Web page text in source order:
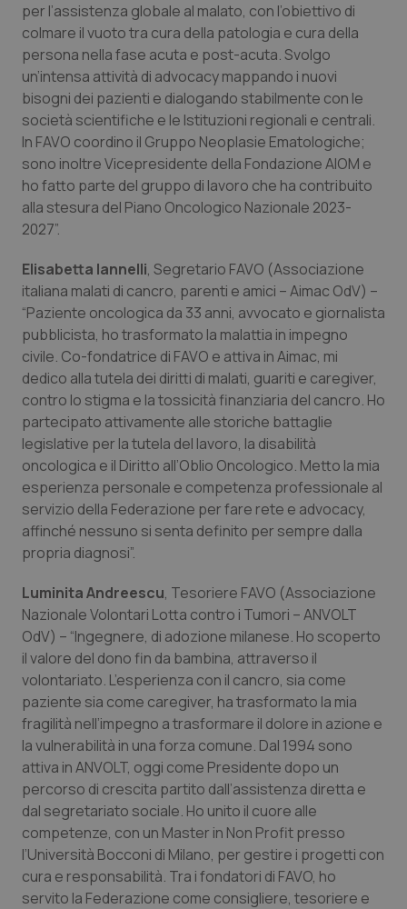
per l’assistenza globale al malato, con l’obiettivo di
colmare il vuoto tra cura della patologia e cura della
persona nella fase acuta e post-acuta. Svolgo
un’intensa attività di advocacy mappando i nuovi
bisogni dei pazienti e dialogando stabilmente con le
società scientifiche e le Istituzioni regionali e centrali.
In FAVO coordino il Gruppo Neoplasie Ematologiche;
sono inoltre Vicepresidente della Fondazione AIOM e
ho fatto parte del gruppo di lavoro che ha contribuito
alla stesura del Piano Oncologico Nazionale 2023-
2027”.
Elisabetta Iannelli, Segretario FAVO (Associazione
italiana malati di cancro, parenti e amici – Aimac OdV) –
“Paziente oncologica da 33 anni, avvocato e giornalista
pubblicista, ho trasformato la malattia in impegno
civile. Co-fondatrice di FAVO e attiva in Aimac, mi
dedico alla tutela dei diritti di malati, guariti e caregiver,
contro lo stigma e la tossicità finanziaria del cancro. Ho
partecipato attivamente alle storiche battaglie
legislative per la tutela del lavoro, la disabilità
oncologica e il Diritto all’Oblio Oncologico. Metto la mia
esperienza personale e competenza professionale al
servizio della Federazione per fare rete e advocacy,
affinché nessuno si senta definito per sempre dalla
propria diagnosi”.
Luminita Andreescu, Tesoriere FAVO (Associazione
Nazionale Volontari Lotta contro i Tumori – ANVOLT
OdV) – “Ingegnere, di adozione milanese. Ho scoperto
il valore del dono fin da bambina, attraverso il
volontariato. L’esperienza con il cancro, sia come
paziente sia come caregiver, ha trasformato la mia
fragilità nell’impegno a trasformare il dolore in azione e
la vulnerabilità in una forza comune. Dal 1994 sono
attiva in ANVOLT, oggi come Presidente dopo un
percorso di crescita partito dall’assistenza diretta e
dal segretariato sociale. Ho unito il cuore alle
competenze, con un Master in Non Profit presso
l’Università Bocconi di Milano, per gestire i progetti con
cura e responsabilità. Tra i fondatori di FAVO, ho
servito la Federazione come consigliere, tesoriere e